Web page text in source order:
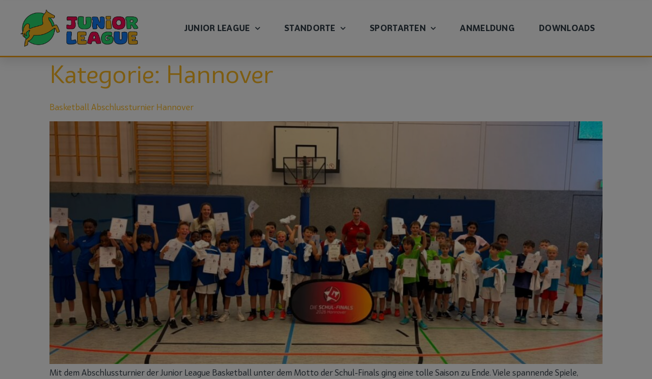
JUNIOR LEAGUE STANDORTE SPORTARTEN ANMELDUNG DOWNLOADS
Kategorie: Hannover
Basketball Abschlussturnier Hannover
Mit dem Abschlussturnier der Junior League Basketball unter dem Motto der Schul-Finals ging eine tolle Saison zu Ende. Viele spannende Spiele,